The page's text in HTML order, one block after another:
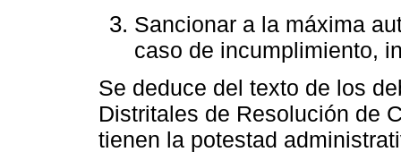
Sancionar a la máxima
caso de incumplimiento,
Se deduce del texto de los
Distritales de Resolución de
tienen la potestad